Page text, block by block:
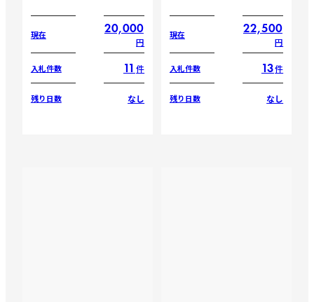
現在 20,000
円
入札件数 11 件
残り日数 なし
現在 22,500
円
入札件数 13件
残り日数 なし